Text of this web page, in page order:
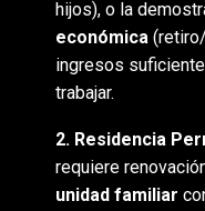
hijos), o la
económica
ingresos
trabajar.
2. Residencia
requiere
unidad familiar